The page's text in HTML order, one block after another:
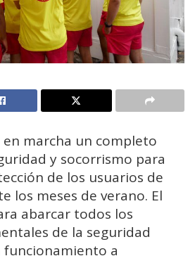
marcha un completo
y socorrismo para
de los usuarios de
los meses de verano. El
abarcar todos los
de la seguridad
a